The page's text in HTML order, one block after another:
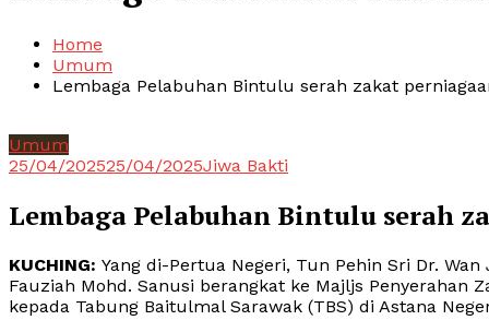
Home
Umum
Lembaga Pelabuhan Bintulu serah zakat
Umum
25/04/202525/04/2025Jiwa Bakti
Lembaga Pelabuhan Bintulu serah
KUCHING: Yang di-Pertua Negeri, Tun Pehin Sri Dr.
Fauziah Mohd. Sanusi berangkat ke Majljs Penyerahan
kepada Tabung Baitulmal Sarawak (TBS) di Astana